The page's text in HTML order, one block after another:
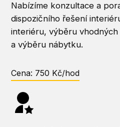
Nabízíme konzultace a
dispozičního řešení
interiéru, výběru
a výběru nábytku.
Cena: 750 Kč/hod